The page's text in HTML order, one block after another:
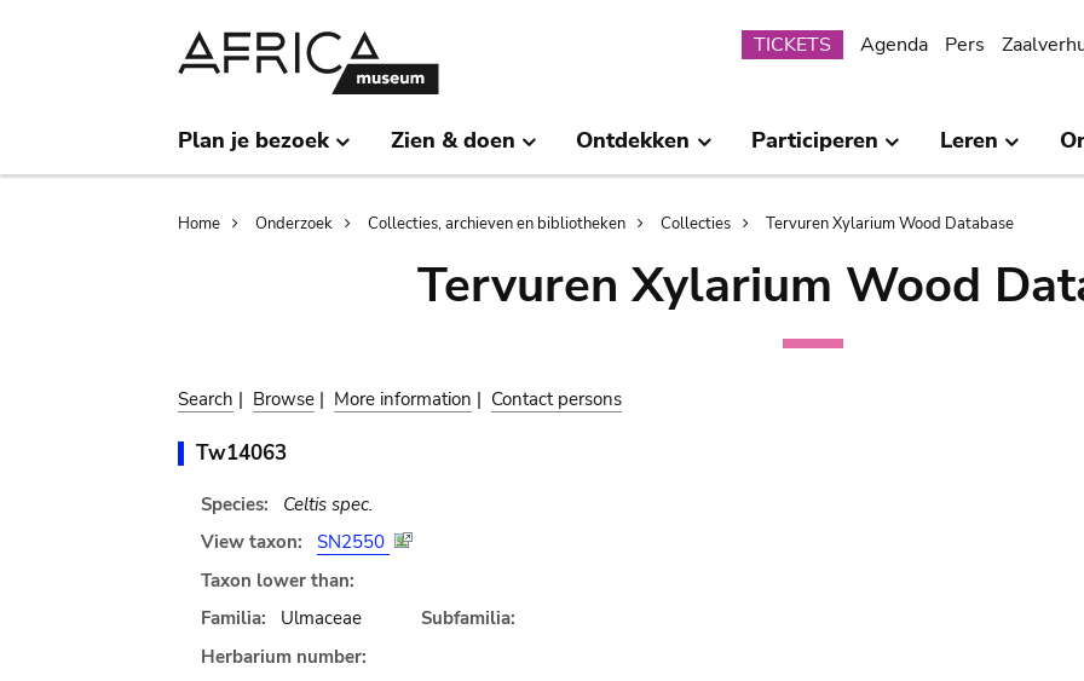
Submenu
TICKETS Agenda Pers
Plan je bezoek Zien & doen Ontdekken Participeren Leren
Breadcrumb
Home Onderzoek Collecties, archieven en bibliotheken Collecties Tervuren Xylarium Wood Database
Tervuren Xylarium Wood
Search | Browse | More information | Contact persons
Tw14063
Species:
Celtis spec.
View taxon:
SN2550
Taxon lower than:
Familia:
Ulmaceae
Subfamilia:
Herbarium number: